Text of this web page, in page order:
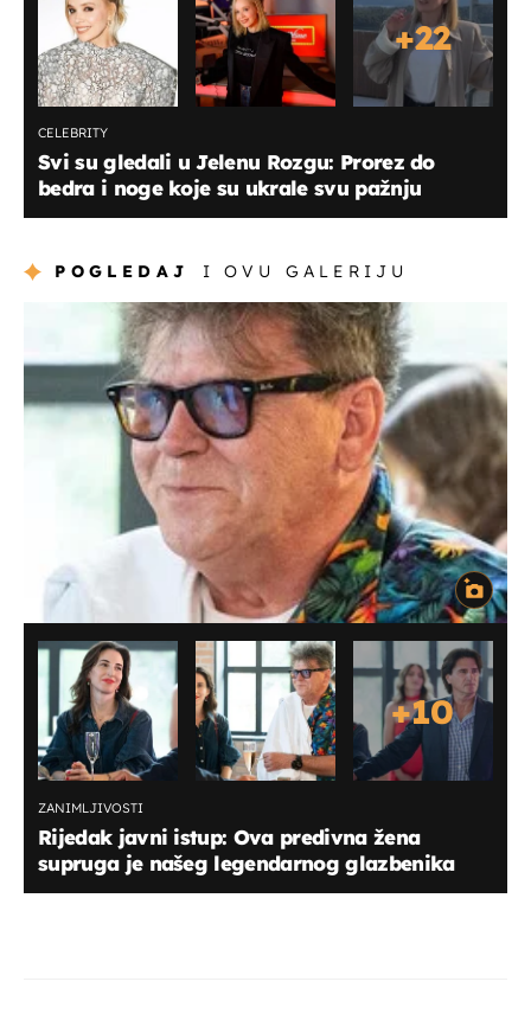
+22
CELEBRITY
Svi su gledali u Jelenu Rozgu: Prorez do
bedra i noge koje su ukrale svu pažnju
POGLEDAJ I OVU GALERIJU
+10
ZANIMLJIVOSTI
Rijedak javni istup: Ova predivna žena
supruga je našeg legendarnog glazbenika